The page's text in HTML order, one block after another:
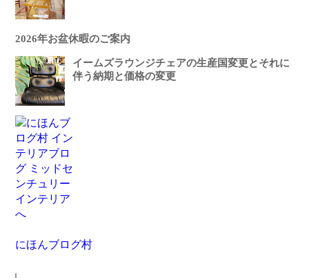
2026年お盆休暇のご案内
イームズラウンジチェアの生産国変更とそれに
伴う納期と価格の変更
にほんブログ村